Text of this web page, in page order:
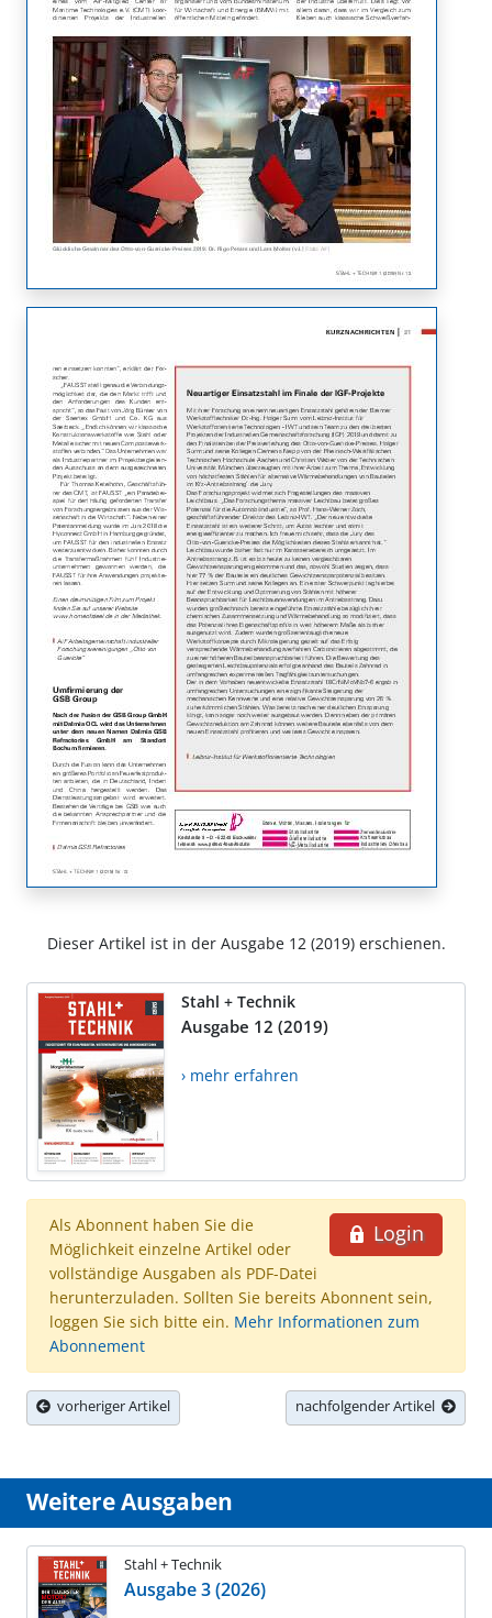
Dieser Artikel ist in der Ausgabe 12 (2019) erschienen.
Stahl + Technik
Ausgabe 12 (2019)
› mehr erfahren
Login
Als Abonnent haben Sie die
Möglichkeit einzelne Artikel oder
vollständige Ausgaben als PDF-Datei
herunterzuladen. Sollten Sie bereits Abonnent sein,
loggen Sie sich bitte ein. Mehr Informationen zum
Abonnement
vorheriger Artikel nachfolgender Artikel
Weitere Ausgaben
Stahl + Technik
Ausgabe 3 (2026)